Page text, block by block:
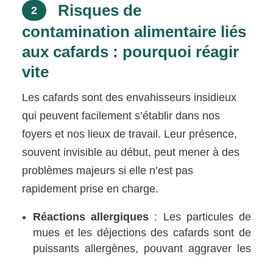
2
Risques de
contamination alimentaire liés
aux cafards : pourquoi réagir
vite
Les cafards sont des envahisseurs insidieux
qui peuvent facilement s’établir dans nos
foyers et nos lieux de travail. Leur présence,
souvent invisible au début, peut mener à des
problèmes majeurs si elle n’est pas
rapidement prise en charge.
Réactions allergiques : Les particules de
mues et les déjections des cafards sont de
puissants allergènes, pouvant aggraver les